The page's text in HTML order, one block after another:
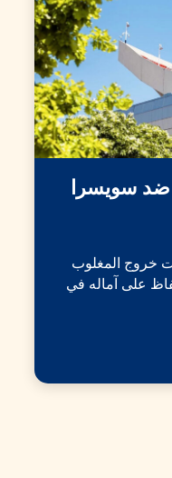
ضد سويسرا
خروج المغلوب
على آماله في